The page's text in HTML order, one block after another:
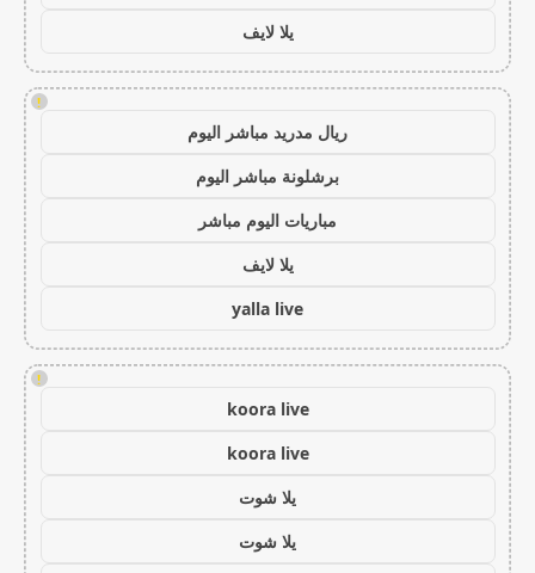
يلا لايف
!
ريال مدريد مباشر اليوم
برشلونة مباشر اليوم
مباريات اليوم مباشر
يلا لايف
yalla live
!
koora live
koora live
يلا شوت
يلا شوت